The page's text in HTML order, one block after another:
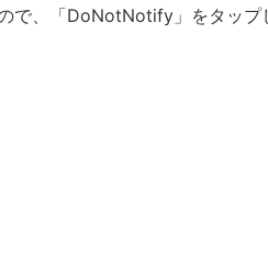
で、「DoNotNotify」をタップ